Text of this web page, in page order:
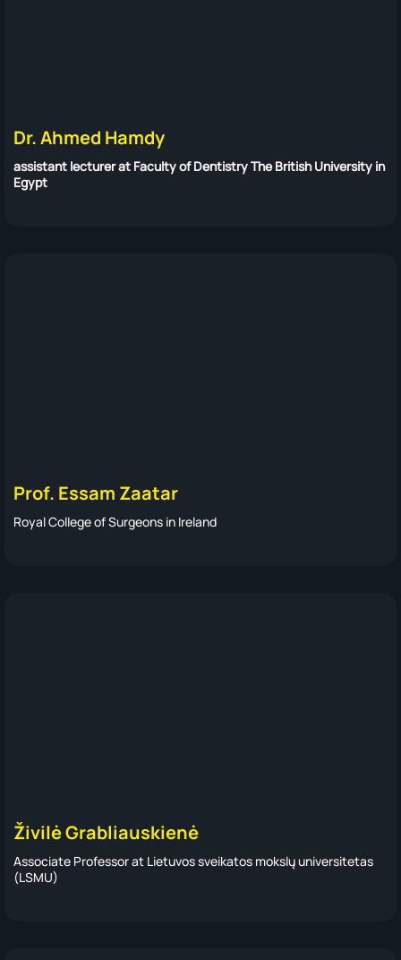
Dr. Ahmed Hamdy
assistant lecturer at Faculty of Dentistry The British University in
Egypt
Prof. Essam Zaatar
Royal College of Surgeons in Ireland
Živilė Grabliauskienė
Associate Professor at Lietuvos sveikatos mokslų universitetas
(LSMU)